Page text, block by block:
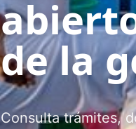
de la
Consulta trámites,